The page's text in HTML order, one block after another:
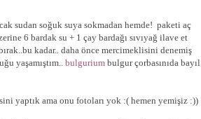
sudan soğuk suya sokmadan hemde! paketi aç
6 bardak su + 1 çay bardağı sıvıyağ ilave et
kadar.. daha önce mercimeklisini denemiş
yaşamıştım.. bulgurium bulgur çorbasınıda bayıl
yaptık ama onu fotoları yok :( hemen yemişiz :))